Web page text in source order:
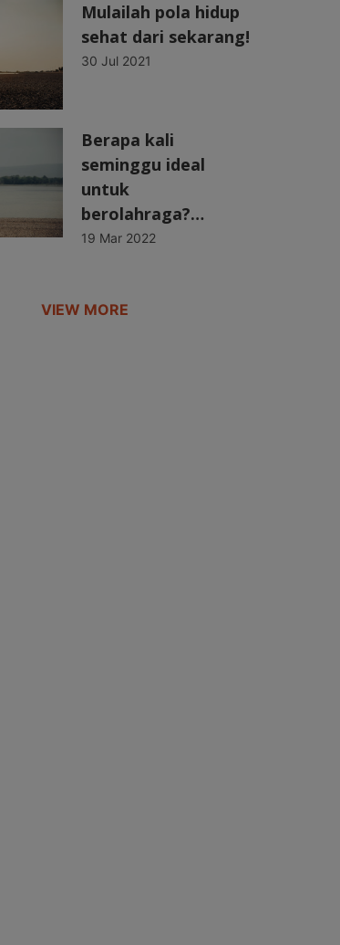
Mulailah pola hidup
sehat dari sekarang!
30 Jul 2021
Berapa kali
seminggu ideal
untuk
berolahraga?…
19 Mar 2022
VIEW MORE